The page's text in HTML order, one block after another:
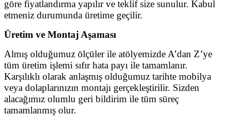
göre fiyatlandırma yapılır ve teklif size sunulur. Kabul
etmeniz durumunda üretime geçilir.
Üretim ve Montaj Aşaması
Almış olduğumuz ölçüler ile atölyemizde A’dan Z’ye
tüm üretim işlemi sıfır hata payı ile tamamlanır.
Karşılıklı olarak anlaşmış olduğumuz tarihte mobilya
veya dolaplarınızın montajı gerçekleştirilir. Sizden
alacağımız olumlu geri bildirim ile tüm süreç
tamamlanmış olur.